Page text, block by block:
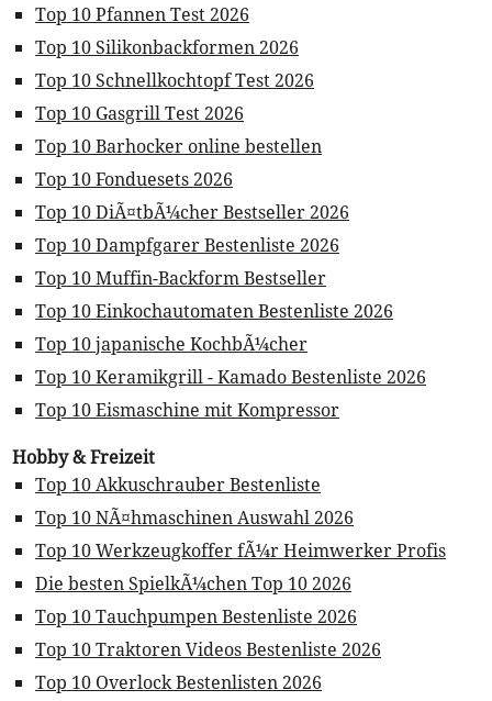
Top 10 Pfannen Test 2026
Top 10 Silikonbackformen 2026
Top 10 Schnellkochtopf Test 2026
Top 10 Gasgrill Test 2026
Top 10 Barhocker online bestellen
Top 10 Fonduesets 2026
Top 10 DiÃ¤tbÃ¼cher Bestseller 2026
Top 10 Dampfgarer Bestenliste 2026
Top 10 Muffin-Backform Bestseller
Top 10 Einkochautomaten Bestenliste 2026
Top 10 japanische KochbÃ¼cher
Top 10 Keramikgrill - Kamado Bestenliste 2026
Top 10 Eismaschine mit Kompressor
Hobby & Freizeit
Top 10 Akkuschrauber Bestenliste
Top 10 NÃ¤hmaschinen Auswahl 2026
Top 10 Werkzeugkoffer fÃ¼r Heimwerker Profis
Die besten SpielkÃ¼chen Top 10 2026
Top 10 Tauchpumpen Bestenliste 2026
Top 10 Traktoren Videos Bestenliste 2026
Top 10 Overlock Bestenlisten 2026